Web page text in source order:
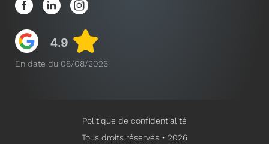
En date du 08/08/2026
Politique de confidentialité
Tous droits réservés • 2026